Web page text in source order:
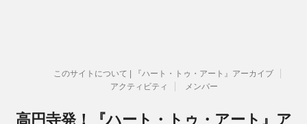
このサイトについて | 『ハート・トゥ・アート』アーカイブ
アクティビティ
メンバー
高円寺発！『ハート・トゥ・アート』ア